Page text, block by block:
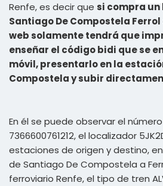
Renfe, es decir que si compra un
Santiago De Compostela
web solamente tendrá que
enseñar el código bidi que se
móvil, presentarlo en la
Compostela y subir
En él se puede observar el
7366600761212, el localizador
estaciones de origen y destino,
de Santiago De Compostela a
ferroviario Renfe, el tipo de tren